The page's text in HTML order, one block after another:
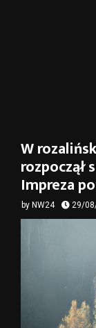
W
rozpoczął
Impreza
by NW24 29/